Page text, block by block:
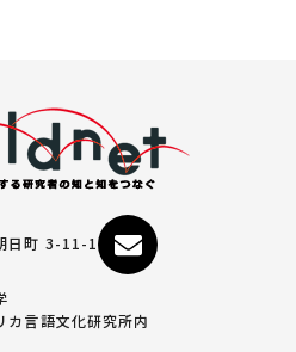
日町 3-11-1
カ言語文化研究所内